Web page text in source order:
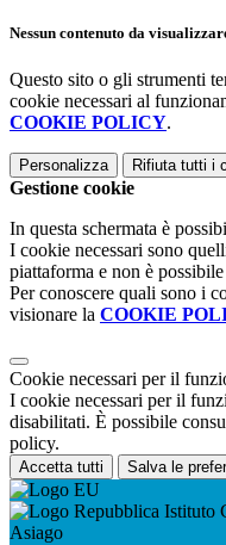
Nessun contenuto da
Questo sito o gli strumenti
cookie necessari al
COOKIE POLICY.
Personalizza Rifiuta tutti i
Gestione cookie
In questa schermata è
I cookie necessari sono
piattaforma e non è
Per conoscere quali sono i
visionare la COOKIE
Cookie necessari per il
I cookie necessari per il
disabilitati. È possibile
policy.
Accetta tutti Salva le
Istituto
Asiago